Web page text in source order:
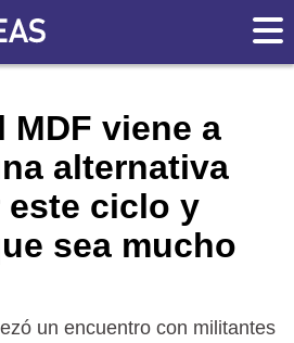
viene a
alternativa
este ciclo y
sea mucho
un encuentro con militantes